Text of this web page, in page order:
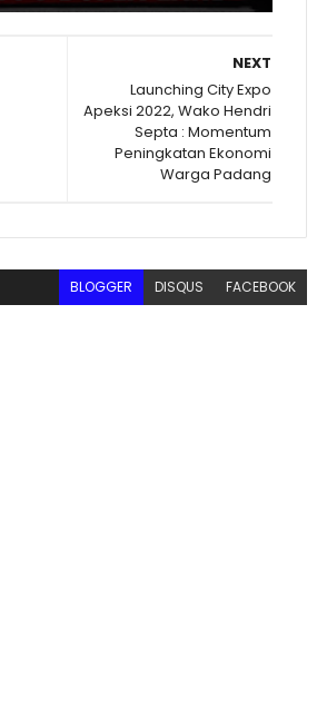
NEXT
Launching City Expo
Apeksi 2022, Wako Hendri
Septa : Momentum
Peningkatan Ekonomi
Warga Padang
BLOGGER DISQUS FACEBOOK